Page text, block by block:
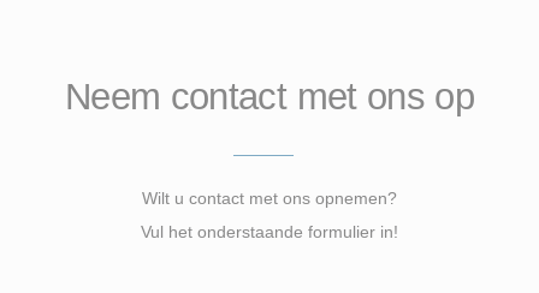
Neem contact met ons op
Wilt u contact met ons opnemen?
Vul het onderstaande formulier in!